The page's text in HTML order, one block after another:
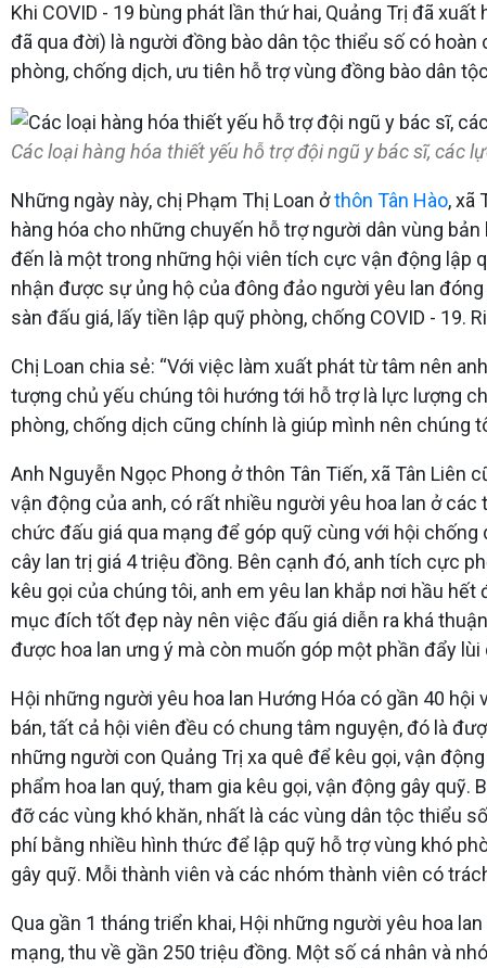
Khi COVID - 19 bùng phát lần thứ hai, Quảng Trị đã
đã qua đời) là người đồng bào dân tộc thiểu số có
phòng, chống dịch, ưu tiên hỗ trợ vùng đồng bào dân
Các loại hàng hóa thiết yếu hỗ trợ đội ngũ y bác sĩ, các
Những ngày này, chị Phạm Thị Loan ởthôn Tân Hào, xã
hàng hóa cho những chuyến hỗ trợ người dân vùng
đến là một trong những hội viên tích cực vận động lập
nhận được sự ủng hộ của đông đảo người yêu lan
sàn đấu giá, lấy tiền lập quỹ phòng, chống COVID -
Chị Loan chia sẻ: “Với việc làm xuất phát từ tâm nên
tượng chủ yếu chúng tôi hướng tới hỗ trợ là lực lượng
phòng, chống dịch cũng chính là giúp mình nên chúng
Anh Nguyễn Ngọc Phong ở thôn Tân Tiến, xã Tân
vận động của anh, có rất nhiều người yêu hoa lan ở
chức đấu giá qua mạng để góp quỹ cùng với hội
cây lan trị giá 4 triệu đồng. Bên cạnh đó, anh tích cực
kêu gọi của chúng tôi, anh em yêu lan khắp nơi hầu
mục đích tốt đẹp này nên việc đấu giá diễn ra khá
được hoa lan ưng ý mà còn muốn góp một phần đẩy lùi
Hội những người yêu hoa lan Hướng Hóa có gần 40
bán, tất cả hội viên đều có chung tâm nguyện, đó là
những người con Quảng Trị xa quê để kêu gọi, vận
phẩm hoa lan quý, tham gia kêu gọi, vận động gây
đỡ các vùng khó khăn, nhất là các vùng dân tộc thiểu
phí bằng nhiều hình thức để lập quỹ hỗ trợ vùng khó
gây quỹ. Mỗi thành viên và các nhóm thành viên có
Qua gần 1 tháng triển khai, Hội những người yêu hoa
mạng, thu về gần 250 triệu đồng. Một số cá nhân và